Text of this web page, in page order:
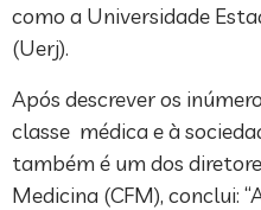
como a Universidade
(Uerj).
Após descrever os
classe médica e à
também é um dos
Medicina (CFM), conclui: